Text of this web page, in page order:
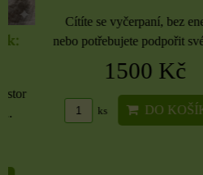
Cítíte se vyčerpaní, bez energie
nebo potřebujete podpořit své tělo...
1500 Kč
DO KOŠÍKU